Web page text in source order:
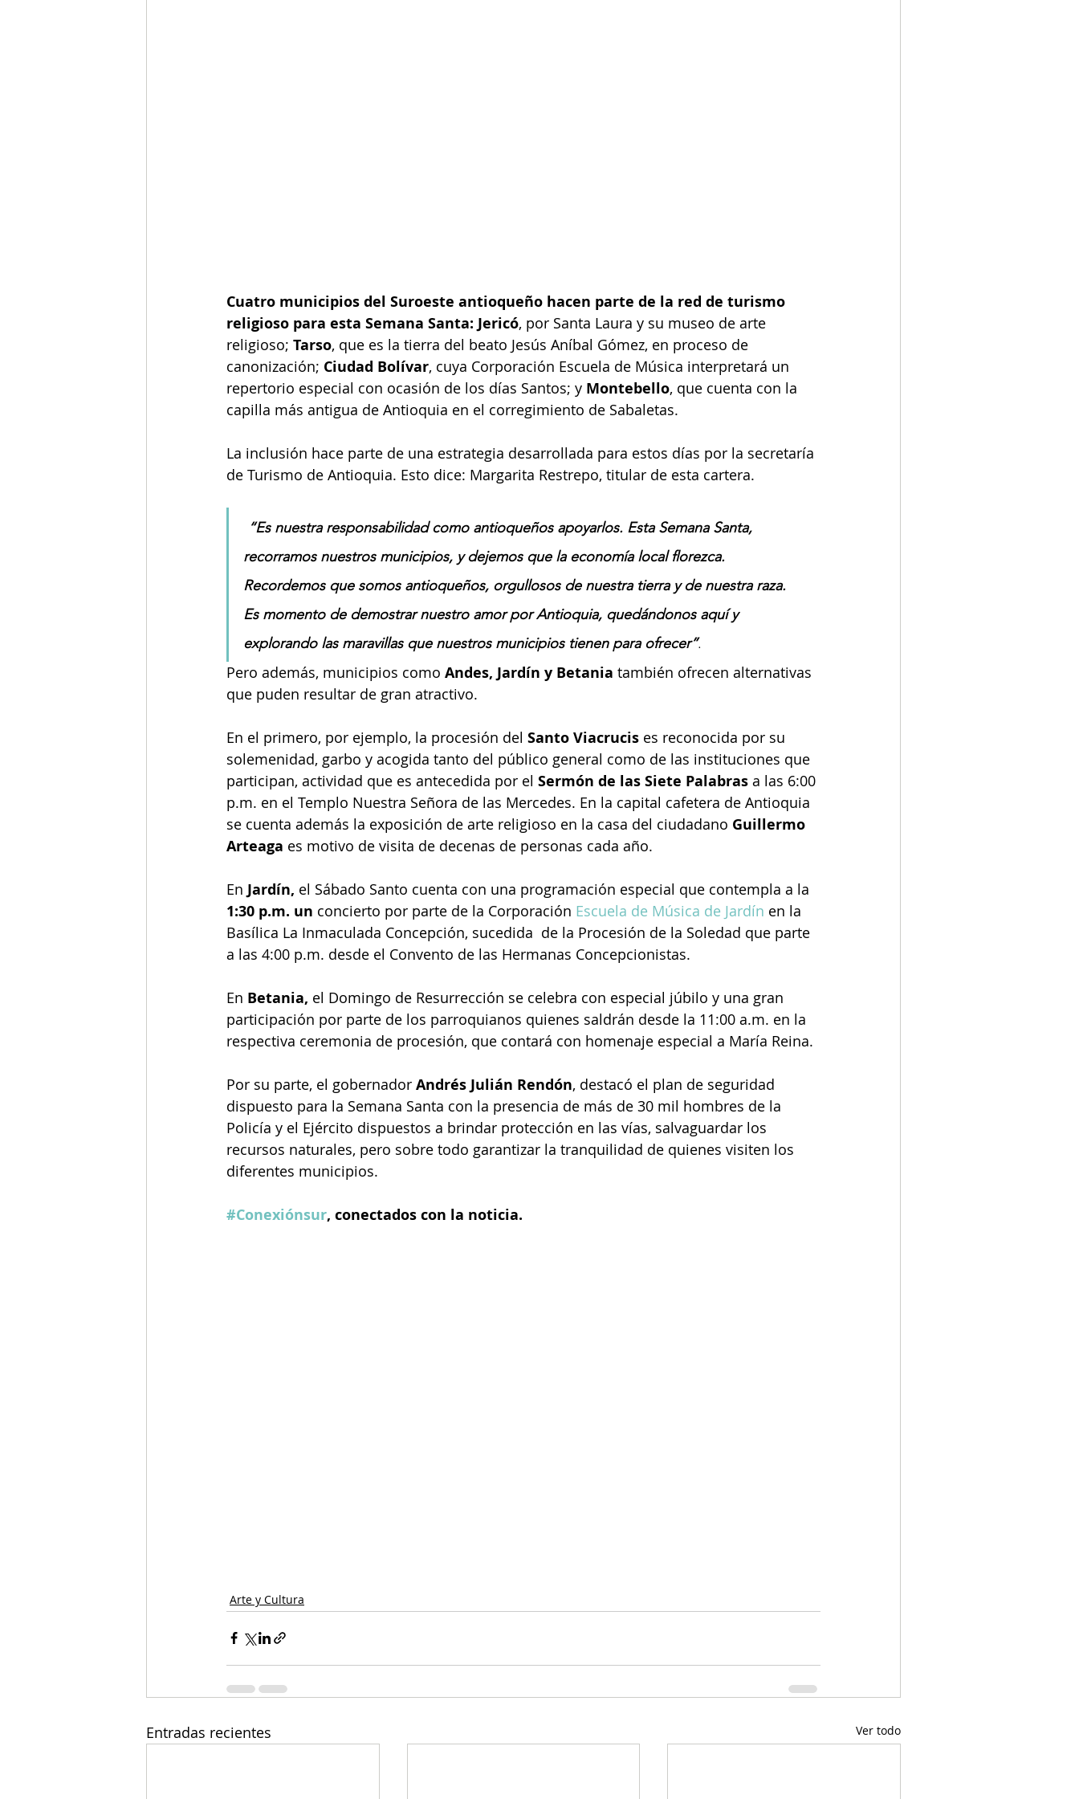
Cuatro municipios del Suroeste antioqueño hacen parte de la red de turismo
religioso para esta Semana Santa: Jericó, por Santa Laura y su museo de arte
religioso; Tarso, que es la tierra del beato Jesús Aníbal Gómez, en proceso de
canonización; Ciudad Bolívar, cuya Corporación Escuela de Música interpretará un
repertorio especial con ocasión de los días Santos; y Montebello, que cuenta con la
capilla más antigua de Antioquia en el corregimiento de Sabaletas.
La inclusión hace parte de una estrategia desarrollada para estos días por la secretaría
de Turismo de Antioquia. Esto dice: Margarita Restrepo, titular de esta cartera.
“Es nuestra responsabilidad como antioqueños apoyarlos. Esta Semana Santa,
recorramos nuestros municipios, y dejemos que la economía local florezca.
Recordemos que somos antioqueños, orgullosos de nuestra tierra y de nuestra raza.
Es momento de demostrar nuestro amor por Antioquia, quedándonos aquí y
explorando las maravillas que nuestros municipios tienen para ofrecer”.
Pero además, municipios como Andes, Jardín y Betania también ofrecen alternativas
que puden resultar de gran atractivo.
En el primero, por ejemplo, la procesión del Santo Viacrucis es reconocida por su
solemenidad, garbo y acogida tanto del público general como de las instituciones que
participan, actividad que es antecedida por el Sermón de las Siete Palabras a las 6:00
p.m. en el Templo Nuestra Señora de las Mercedes. En la capital cafetera de Antioquia
se cuenta además la exposición de arte religioso en la casa del ciudadano Guillermo
Arteaga es motivo de visita de decenas de personas cada año.
En Jardín, el Sábado Santo cuenta con una programación especial que contempla a la
1:30 p.m. un concierto por parte de la Corporación Escuela de Música de Jardín en la
Basílica La Inmaculada Concepción, sucedida  de la Procesión de la Soledad que parte
a las 4:00 p.m. desde el Convento de las Hermanas Concepcionistas.
En Betania, el Domingo de Resurrección se celebra con especial júbilo y una gran
participación por parte de los parroquianos quienes saldrán desde la 11:00 a.m. en la
respectiva ceremonia de procesión, que contará con homenaje especial a María Reina.
Por su parte, el gobernador Andrés Julián Rendón, destacó el plan de seguridad
dispuesto para la Semana Santa con la presencia de más de 30 mil hombres de la
Policía y el Ejército dispuestos a brindar protección en las vías, salvaguardar los
recursos naturales, pero sobre todo garantizar la tranquilidad de quienes visiten los
diferentes municipios.
#Conexiónsur, conectados con la noticia.
Arte y Cultura
Entradas recientes Ver todo